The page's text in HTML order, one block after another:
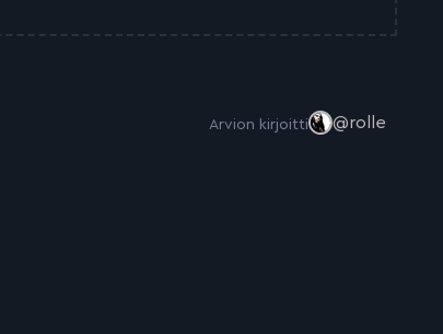
Arvion kirjoitti @rolle